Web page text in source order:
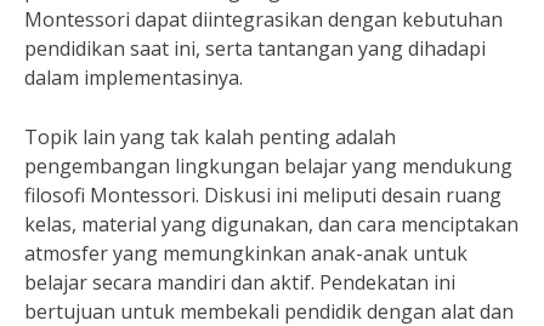
Montessori dapat diintegrasikan dengan kebutuhan
pendidikan saat ini, serta tantangan yang dihadapi
dalam implementasinya.
Topik lain yang tak kalah penting adalah
pengembangan lingkungan belajar yang mendukung
filosofi Montessori. Diskusi ini meliputi desain ruang
kelas, material yang digunakan, dan cara menciptakan
atmosfer yang memungkinkan anak-anak untuk
belajar secara mandiri dan aktif. Pendekatan ini
bertujuan untuk membekali pendidik dengan alat dan